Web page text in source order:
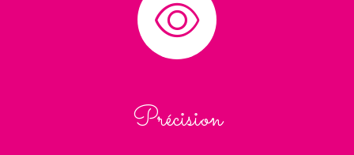
Précision